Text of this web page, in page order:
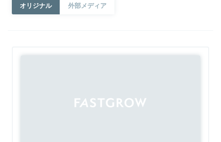
オリジナル 外部メディア